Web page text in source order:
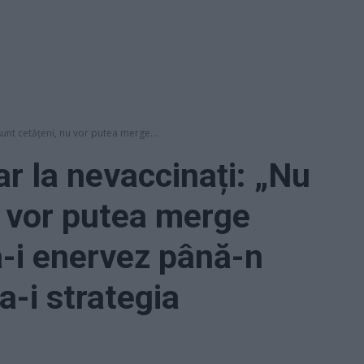
cetățeni, nu vor putea merge...
la nevaccinați: „Nu
putea merge
i enervez până-n
i strategia